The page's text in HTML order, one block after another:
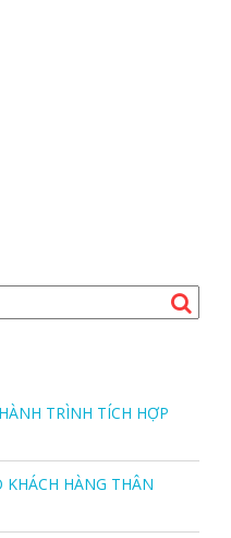
TRÌNH TÍCH HỢP
HÀNG THÂN